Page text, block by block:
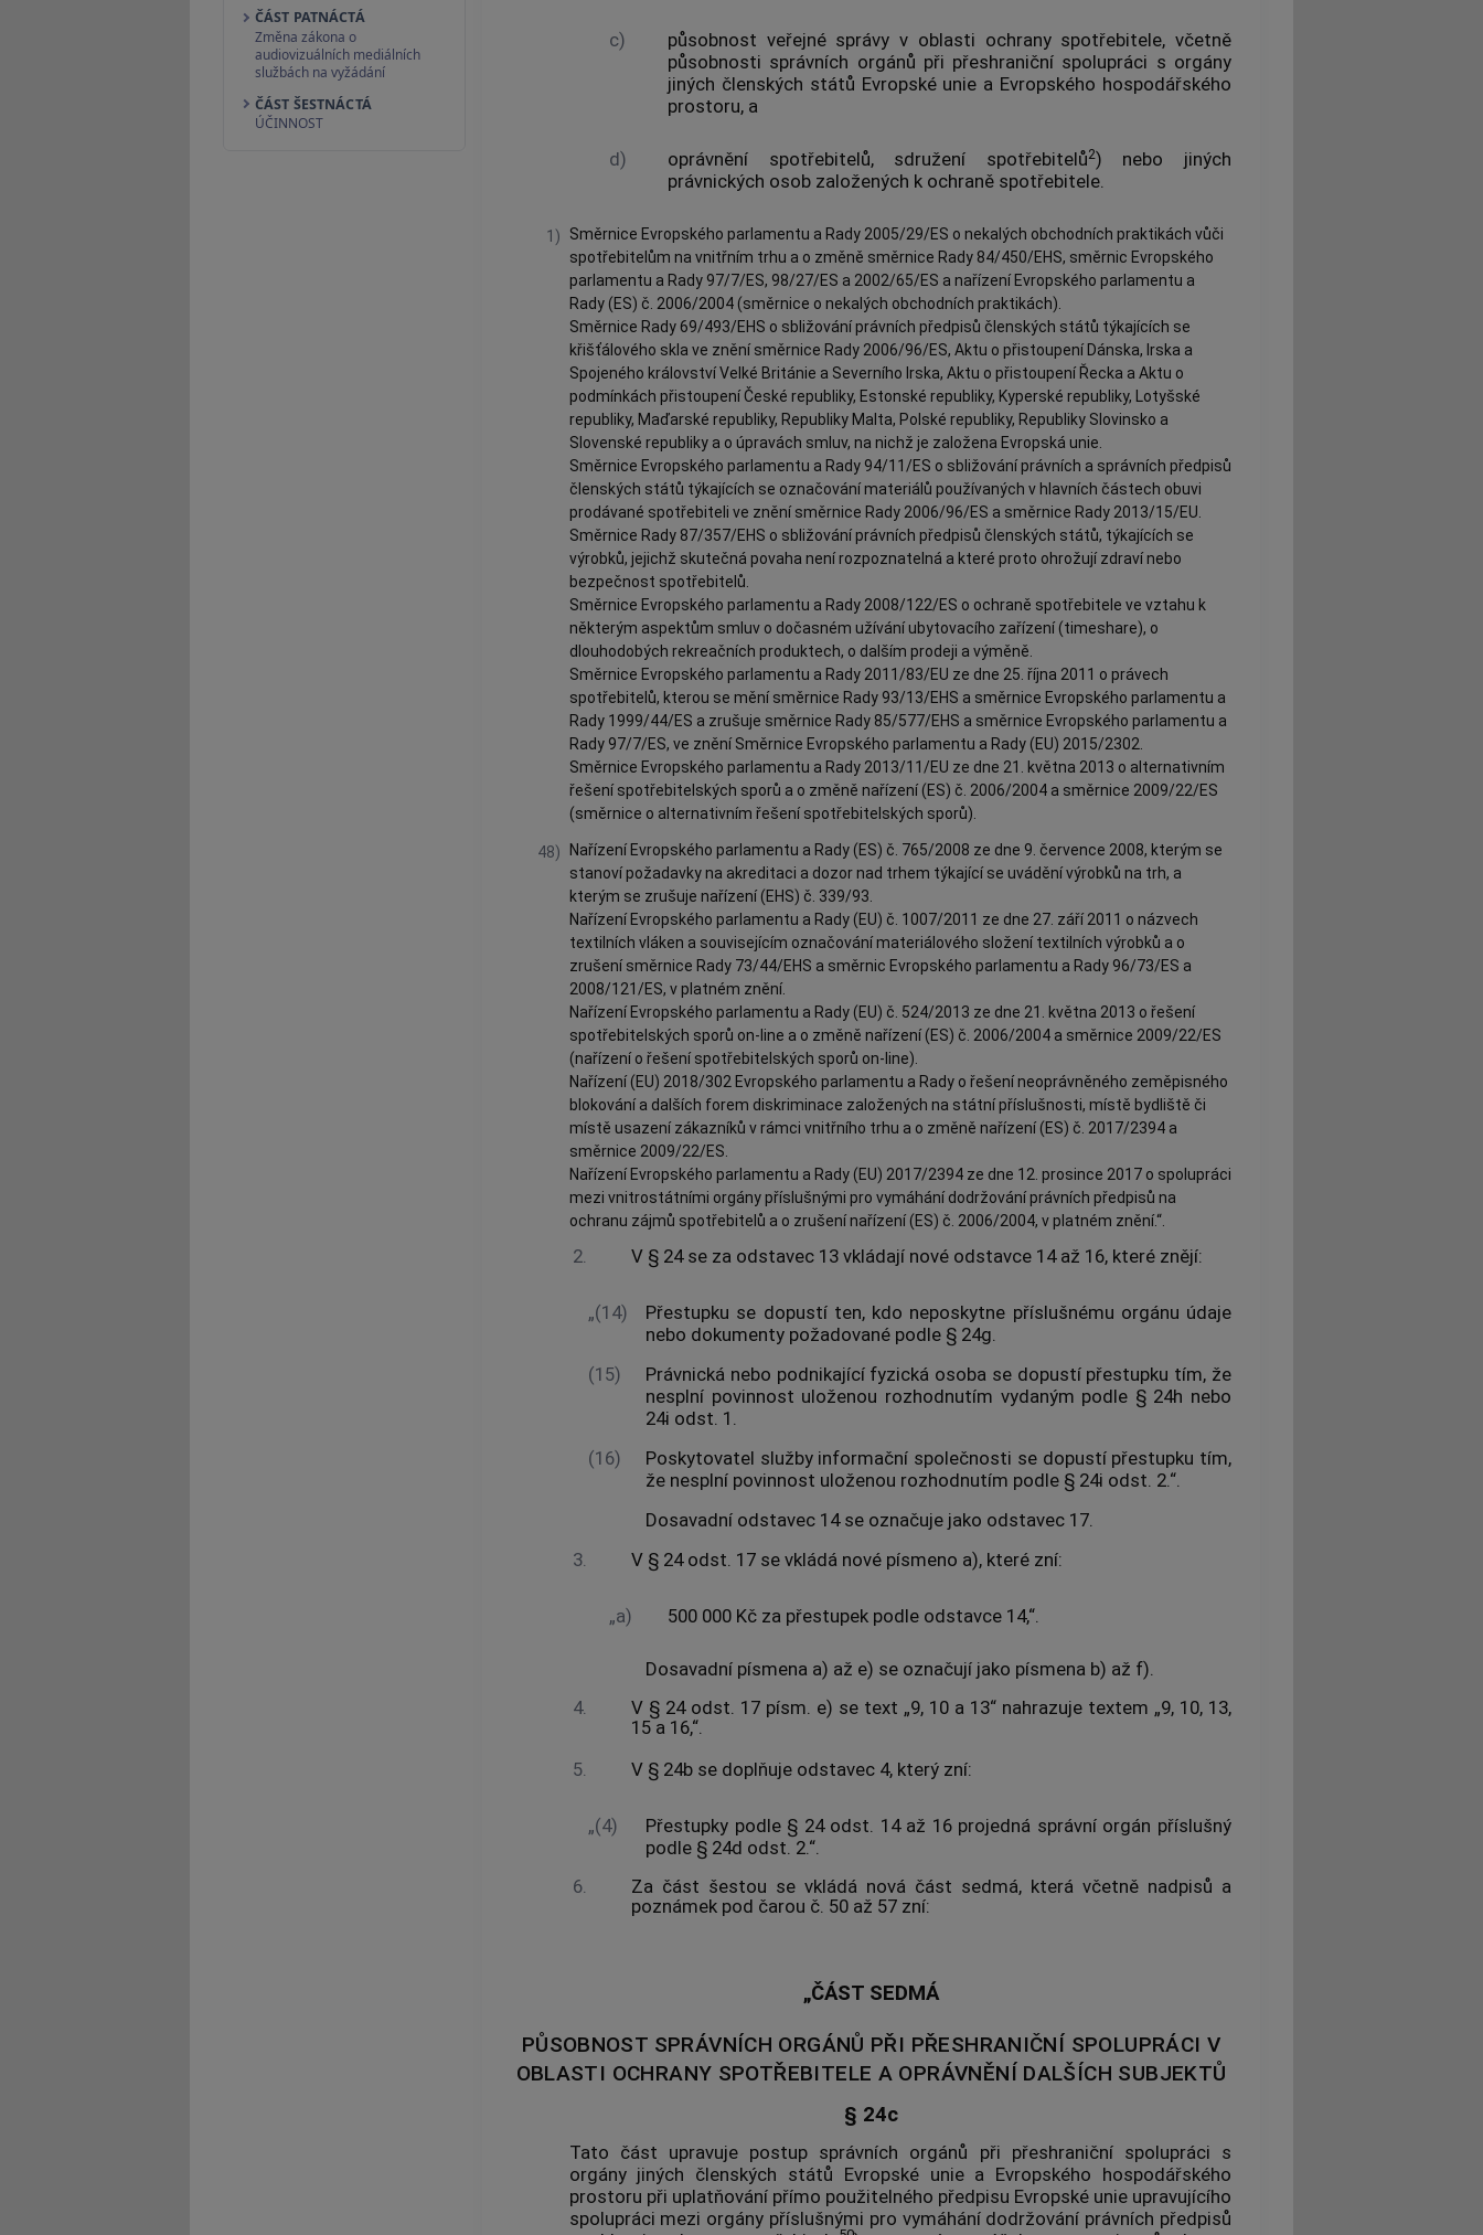
ČÁST PATNÁCTÁ
Změna zákona o
audiovizuálních mediálních
službách na vyžádání
ČÁST ŠESTNÁCTÁ
ÚČINNOST
c)
působnost veřejné správy v oblasti ochrany spotřebitele, včetně
působnosti správních orgánů při přeshraniční spolupráci s orgány
jiných členských států Evropské unie a Evropského hospodářského
prostoru, a
d) oprávnění spotřebitelů, sdružení spotřebitelů2) nebo jiných
právnických osob založených k ochraně spotřebitele.
1)
Směrnice Evropského parlamentu a Rady 2005/29/ES o nekalých obchodních praktikách vůči
spotřebitelům na vnitřním trhu a o změně směrnice Rady 84/450/EHS, směrnic Evropského
parlamentu a Rady 97/7/ES, 98/27/ES a 2002/65/ES a nařízení Evropského parlamentu a
Rady (ES) č. 2006/2004 (směrnice o nekalých obchodních praktikách).
Směrnice Rady 69/493/EHS o sbližování právních předpisů členských států týkajících se
křišťálového skla ve znění směrnice Rady 2006/96/ES, Aktu o přistoupení Dánska, Irska a
Spojeného království Velké Británie a Severního Irska, Aktu o přistoupení Řecka a Aktu o
podmínkách přistoupení České republiky, Estonské republiky, Kyperské republiky, Lotyšské
republiky, Maďarské republiky, Republiky Malta, Polské republiky, Republiky Slovinsko a
Slovenské republiky a o úpravách smluv, na nichž je založena Evropská unie.
Směrnice Evropského parlamentu a Rady 94/11/ES o sbližování právních a správních předpisů
členských států týkajících se označování materiálů používaných v hlavních částech obuvi
prodávané spotřebiteli ve znění směrnice Rady 2006/96/ES a směrnice Rady 2013/15/EU.
Směrnice Rady 87/357/EHS o sbližování právních předpisů členských států, týkajících se
výrobků, jejichž skutečná povaha není rozpoznatelná a které proto ohrožují zdraví nebo
bezpečnost spotřebitelů.
Směrnice Evropského parlamentu a Rady 2008/122/ES o ochraně spotřebitele ve vztahu k
některým aspektům smluv o dočasném užívání ubytovacího zařízení (timeshare), o
dlouhodobých rekreačních produktech, o dalším prodeji a výměně.
Směrnice Evropského parlamentu a Rady 2011/83/EU ze dne 25. října 2011 o právech
spotřebitelů, kterou se mění směrnice Rady 93/13/EHS a směrnice Evropského parlamentu a
Rady 1999/44/ES a zrušuje směrnice Rady 85/577/EHS a směrnice Evropského parlamentu a
Rady 97/7/ES, ve znění Směrnice Evropského parlamentu a Rady (EU) 2015/2302.
Směrnice Evropského parlamentu a Rady 2013/11/EU ze dne 21. května 2013 o alternativním
řešení spotřebitelských sporů a o změně nařízení (ES) č. 2006/2004 a směrnice 2009/22/ES
(směrnice o alternativním řešení spotřebitelských sporů).
48)
Nařízení Evropského parlamentu a Rady (ES) č. 765/2008 ze dne 9. července 2008, kterým se
stanoví požadavky na akreditaci a dozor nad trhem týkající se uvádění výrobků na trh, a
kterým se zrušuje nařízení (EHS) č. 339/93.
Nařízení Evropského parlamentu a Rady (EU) č. 1007/2011 ze dne 27. září 2011 o názvech
textilních vláken a souvisejícím označování materiálového složení textilních výrobků a o
zrušení směrnice Rady 73/44/EHS a směrnic Evropského parlamentu a Rady 96/73/ES a
2008/121/ES, v platném znění.
Nařízení Evropského parlamentu a Rady (EU) č. 524/2013 ze dne 21. května 2013 o řešení
spotřebitelských sporů on-line a o změně nařízení (ES) č. 2006/2004 a směrnice 2009/22/ES
(nařízení o řešení spotřebitelských sporů on-line).
Nařízení (EU) 2018/302 Evropského parlamentu a Rady o řešení neoprávněného zeměpisného
blokování a dalších forem diskriminace založených na státní příslušnosti, místě bydliště či
místě usazení zákazníků v rámci vnitřního trhu a o změně nařízení (ES) č. 2017/2394 a
směrnice 2009/22/ES.
Nařízení Evropského parlamentu a Rady (EU) 2017/2394 ze dne 12. prosince 2017 o spolupráci
mezi vnitrostátními orgány příslušnými pro vymáhání dodržování právních předpisů na
ochranu zájmů spotřebitelů a o zrušení nařízení (ES) č. 2006/2004, v platném znění.“.
2. V § 24 se za odstavec 13 vkládají nové odstavce 14 až 16, které znějí:
„(14)
Přestupku se dopustí ten, kdo neposkytne příslušnému orgánu údaje
nebo dokumenty požadované podle § 24g.
(15)
Právnická nebo podnikající fyzická osoba se dopustí přestupku tím, že
nesplní povinnost uloženou rozhodnutím vydaným podle § 24h nebo
24i odst. 1.
(16)
Poskytovatel služby informační společnosti se dopustí přestupku tím,
že nesplní povinnost uloženou rozhodnutím podle § 24i odst. 2.“.
Dosavadní odstavec 14 se označuje jako odstavec 17.
3.
V § 24 odst. 17 se vkládá nové písmeno a), které zní:
„a) 500 000 Kč za přestupek podle odstavce 14,“.
Dosavadní písmena a) až e) se označují jako písmena b) až f).
4.
V § 24 odst. 17 písm. e) se text „9, 10 a 13“ nahrazuje textem „9, 10, 13,
15 a 16,“.
5.
V § 24b se doplňuje odstavec 4, který zní:
„(4)
Přestupky podle § 24 odst. 14 až 16 projedná správní orgán příslušný
podle § 24d odst. 2.“.
6.
Za část šestou se vkládá nová část sedmá, která včetně nadpisů a
poznámek pod čarou č. 50 až 57 zní:
„ČÁST SEDMÁ
PŮSOBNOST SPRÁVNÍCH ORGÁNŮ PŘI PŘESHRANIČNÍ SPOLUPRÁCI V
OBLASTI OCHRANY SPOTŘEBITELE A OPRÁVNĚNÍ DALŠÍCH SUBJEKTŮ
§ 24c
Tato část upravuje postup správních orgánů při přeshraniční spolupráci s
orgány jiných členských států Evropské unie a Evropského hospodářského
prostoru při uplatňování přímo použitelného předpisu Evropské unie upravujícího
spolupráci mezi orgány příslušnými pro vymáhání dodržování právních předpisů